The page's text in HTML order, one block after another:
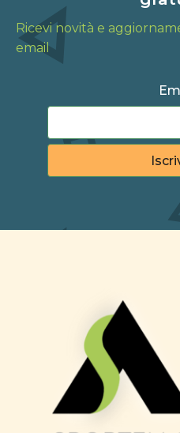
Ricevi novità e
email